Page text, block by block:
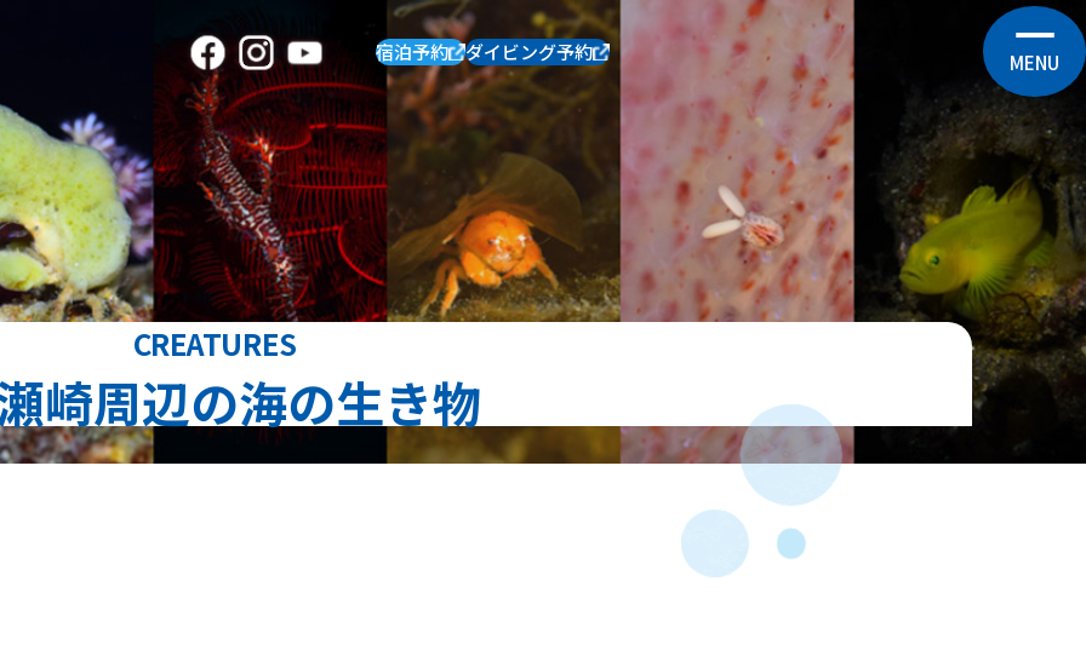
宿泊予約 ダイビング予約 MENU
CREATURES
崎周辺の海の生き物